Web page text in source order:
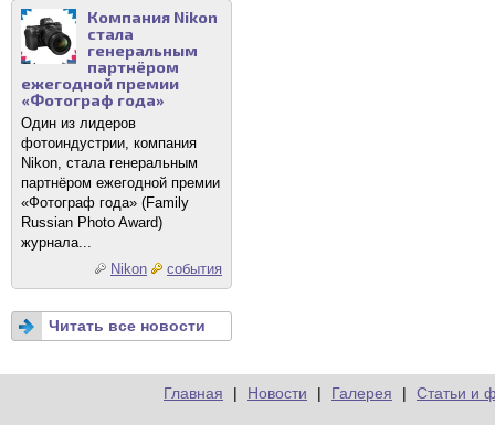
Компания Nikon
стала
генеральным
партнёром
ежегодной премии
«Фотограф года»
Один из лидеров
фотоиндустрии, компания
Nikon, стала генеральным
партнёром ежегодной премии
«Фотограф года» (Family
Russian Photo Award)
журнала...
Nikon
события
Читать все новости
Главная | Новости | Галерея | Статьи и